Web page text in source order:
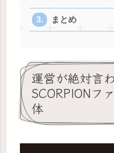
まとめ
運営が絶対言
SCORPIONフ
体